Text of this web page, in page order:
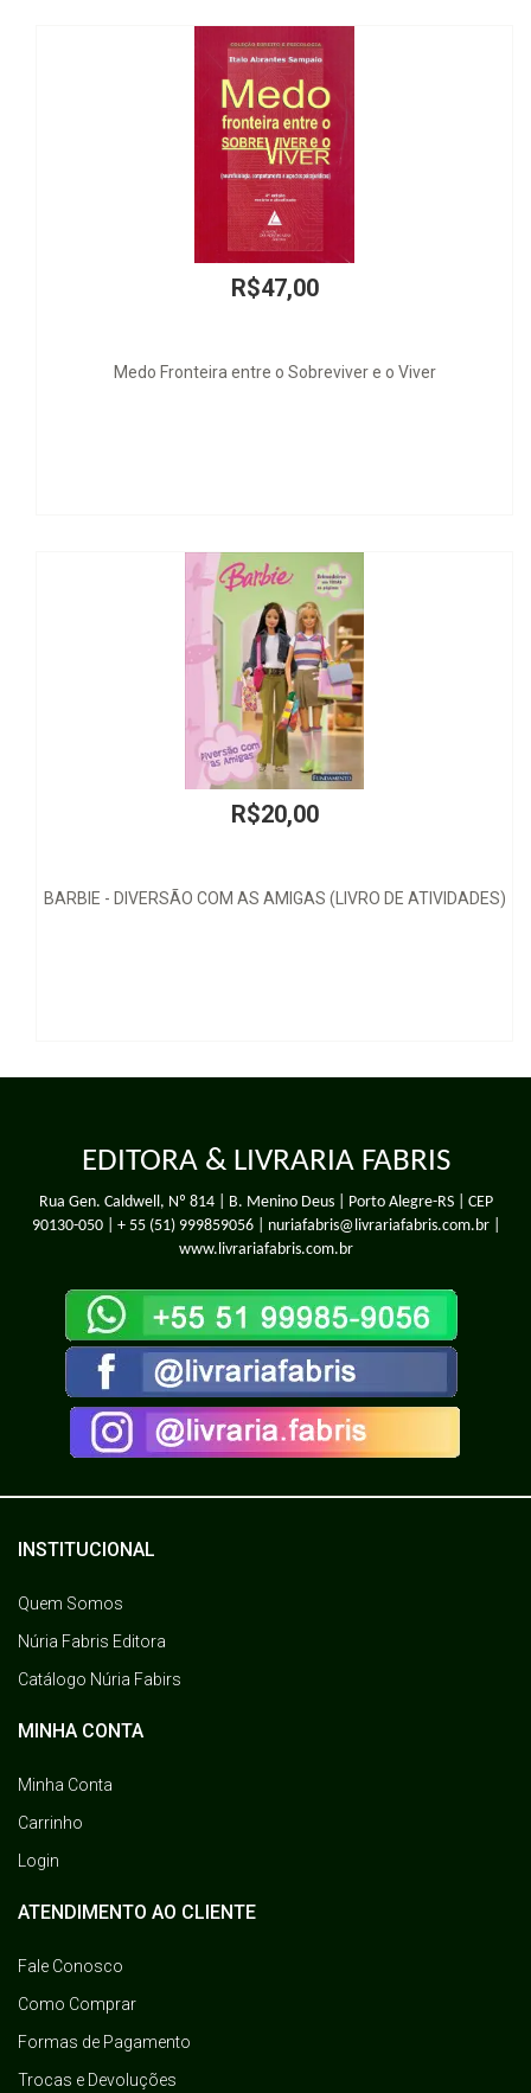
ATIVIDADES)
A Morte do Diplomata
Sentença Penal
EDITORA & LIVRARIA FABRIS
Rua Gen. Caldwell, Nº 814 | B. Menino Deus | Porto Alegre-RS | CEP
90130-050 | + 55 (51) 999859056| nuriafabris@livrariafabris.com.br |
www.livrariafabris.com.br
INSTITUCIONAL
Quem Somos
Núria Fabris Editora
Catálogo Núria Fabirs
MINHA CONTA
Minha Conta
Carrinho
Login
ATENDIMENTO AO CLIENTE
Fale Conosco
Como Comprar
Formas de Pagamento
Trocas e Devoluções